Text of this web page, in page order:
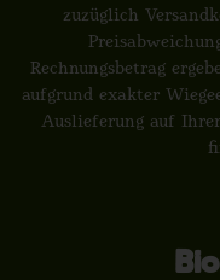
zuzüglich
Rechnungsbetrag
aufgrund exakter
Auslieferung auf